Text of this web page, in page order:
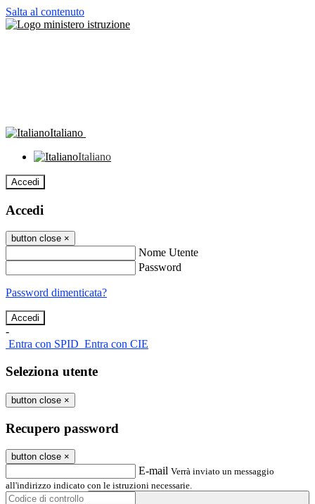
Salta al contenuto
Italiano
Italiano
Accedi
Accedi
button close ×
Nome Utente
Password
Password dimenticata?
-
Entra con SPID Entra con CIE
Seleziona utente
button close ×
Recupero password
button close ×
E-mail Verrà inviato un messaggio
all'indirizzo indicato con le istruzioni necessarie.